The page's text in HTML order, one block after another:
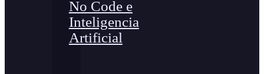
No Code e
Inteligencia
Artificial